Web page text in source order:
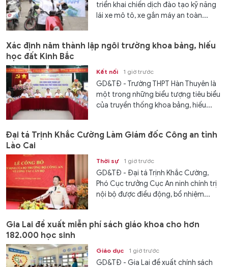
triển khai chiến dịch đào tạo kỹ năng
lái xe mô tô, xe gắn máy an toàn...
Xác định năm thành lập ngôi trường khoa bảng, hiếu
học đất Kinh Bắc
Kết nối 1 giờ trước
GD&TĐ - Trường THPT Hàn Thuyên là
một trong những biểu tượng tiêu biểu
của truyền thống khoa bảng, hiếu...
Đại tá Trịnh Khắc Cường Làm Giám đốc Công an tỉnh
Lào Cai
Thời sự 1 giờ trước
GD&TĐ - Đại tá Trịnh Khắc Cường,
Phó Cục trưởng Cục An ninh chính trị
nội bộ được điều động, bổ nhiệm...
Gia Lai đề xuất miễn phí sách giáo khoa cho hơn
182.000 học sinh
Giáo dục 1 giờ trước
GD&TĐ - Gia Lai đề xuất chính sách